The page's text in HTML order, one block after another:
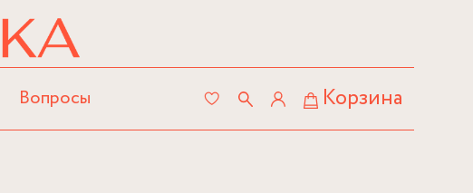
Вопросы Корзина